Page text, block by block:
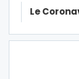
Le